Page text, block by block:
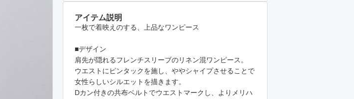
アイテム説明
一枚で着映えのする、上品なワンピース
■デザイン
肩先が隠れるフレンチスリーブのリネン混ワンピース。
ウエストにピンタックを施し、ややシャイプさせることで
女性らしいシルエットを描きます。
Dカン付きの共布ベルトでウエストマークし、よりメリハ